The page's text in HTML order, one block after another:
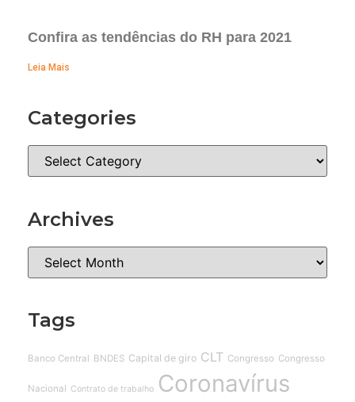
Confira as tendências do RH para 2021
Leia Mais
Categories
Archives
Tags
Banco Central BNDES Capital de giro CLT Congresso Congresso
Nacional Contrato de trabalho Coronavírus